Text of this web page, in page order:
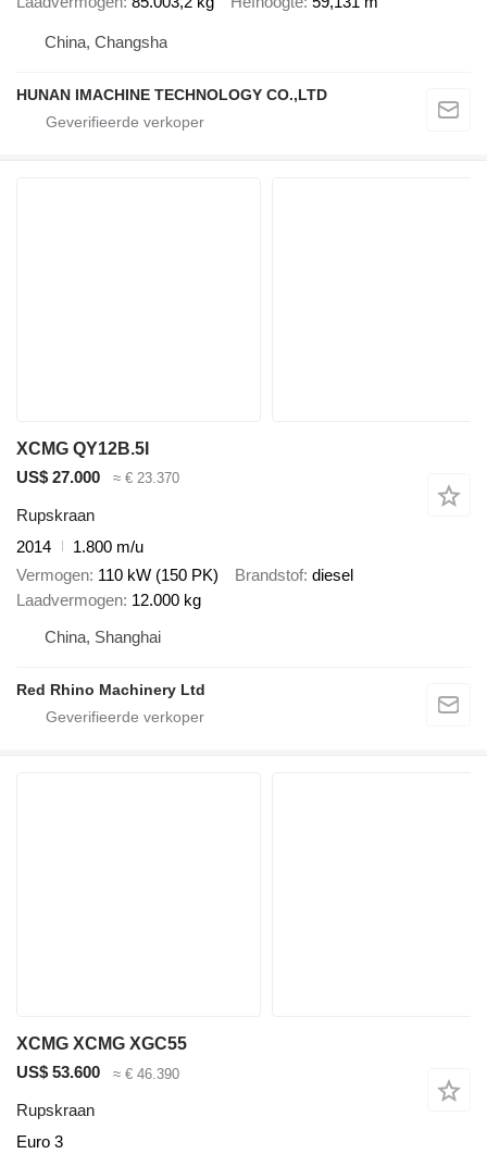
China, Changsha
HUNAN IMACHINE TECHNOLOGY CO.,LTD
XCMG QY12B.5I
US$ 27.000
≈ € 23.370
Rupskraan
2014
1.800 m/u
Vermogen 110 kW (150 PK) Brandstof diesel
Laadvermogen 12.000 kg
China, Shanghai
Red Rhino Machinery Ltd
XCMG XCMG XGC55
US$ 53.600
≈ € 46.390
Rupskraan
Euro 3